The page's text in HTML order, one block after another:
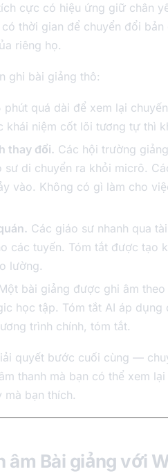
cực có hiệu ứng giữ chân
thời gian để chuyển đổi
riêng họ.
ghi bài giảng thô:
phút quá dài để xem lại
khái niệm cốt lõi tương tự thì
thay đổi. Các hội trường
sư di chuyển ra khỏi micrô.
vào. Không có gì làm cho
Các giáo sư nhanh qua
các tuyến. Tóm tắt được tạo
lường.
bài giảng được ghi âm
học tập. Tóm tắt AI áp dụng
trình chính, tóm tắt.
quyết bước cuối cùng —
thanh mà bạn có thể xem
mà bạn thích.
âm Bài giảng với